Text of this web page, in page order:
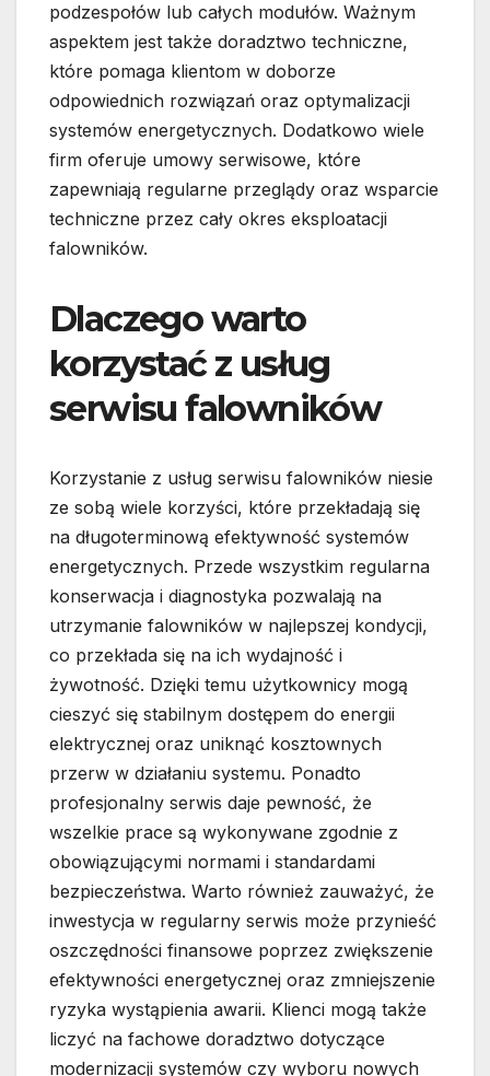
podzespołów lub całych modułów. Ważnym
aspektem jest także doradztwo techniczne,
które pomaga klientom w doborze
odpowiednich rozwiązań oraz optymalizacji
systemów energetycznych. Dodatkowo wiele
firm oferuje umowy serwisowe, które
zapewniają regularne przeglądy oraz wsparcie
techniczne przez cały okres eksploatacji
falowników.
Dlaczego warto
korzystać z usług
serwisu falowników
Korzystanie z usług serwisu falowników niesie
ze sobą wiele korzyści, które przekładają się
na długoterminową efektywność systemów
energetycznych. Przede wszystkim regularna
konserwacja i diagnostyka pozwalają na
utrzymanie falowników w najlepszej kondycji,
co przekłada się na ich wydajność i
żywotność. Dzięki temu użytkownicy mogą
cieszyć się stabilnym dostępem do energii
elektrycznej oraz uniknąć kosztownych
przerw w działaniu systemu. Ponadto
profesjonalny serwis daje pewność, że
wszelkie prace są wykonywane zgodnie z
obowiązującymi normami i standardami
bezpieczeństwa. Warto również zauważyć, że
inwestycja w regularny serwis może przynieść
oszczędności finansowe poprzez zwiększenie
efektywności energetycznej oraz zmniejszenie
ryzyka wystąpienia awarii. Klienci mogą także
liczyć na fachowe doradztwo dotyczące
modernizacji systemów czy wyboru nowych